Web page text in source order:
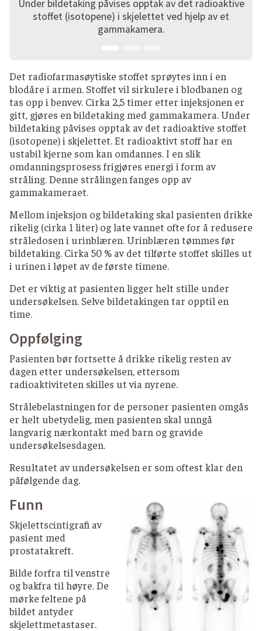
Under bildetaking påvises opptak av det radioaktive
stoffet (isotopene) i skjelettet ved hjelp av et
gammakamera.
Det radiofarmasøytiske stoffet sprøytes inn i en
blodåre i armen. Stoffet vil sirkulere i blodbanen og
tas opp i benvev. Cirka 2,5 timer etter injeksjonen er
gitt, gjøres en bildetaking med gammakamera. Under
bildetaking påvises opptak av det radioaktive stoffet
(isotopene) i skjelettet. Et radioaktivt stoff har en
ustabil kjerne som kan omdannes. I en slik
omdanningsprosess frigjøres energi i form av
stråling. Denne strålingen fanges opp av
gammakameraet.
Mellom injeksjon og bildetaking skal pasienten drikke
rikelig (cirka 1 liter) og late vannet ofte for å redusere
stråledosen i urinblæren. Urinblæren tømmes før
bildetaking. Cirka 50 % av det tilførte stoffet skilles ut
i urinen i løpet av de første timene.
Det er viktig at pasienten ligger helt stille under
undersøkelsen. Selve bildetakingen tar opptil en
time.
Oppfølging
Pasienten bør fortsette å drikke rikelig resten av
dagen etter undersøkelsen, ettersom
radioaktiviteten skilles ut via nyrene.
Strålebelastningen for de personer pasienten omgås
er helt ubetydelig, men pasienten skal unngå
langvarig nærkontakt med barn og gravide
undersøkelsesdagen.
Resultatet av undersøkelsen er som oftest klar den
påfølgende dag.
Funn
Skjelettscintigrafi av
pasient med
prostatakreft.
Bilde forfra til venstre
og bakfra til høyre. De
mørke feltene på
bildet antyder
skjelettmetastaser.